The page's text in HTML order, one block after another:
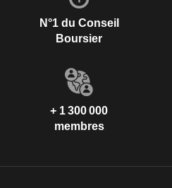
N°1 du Conseil
Boursier
+ 1 300 000
membres